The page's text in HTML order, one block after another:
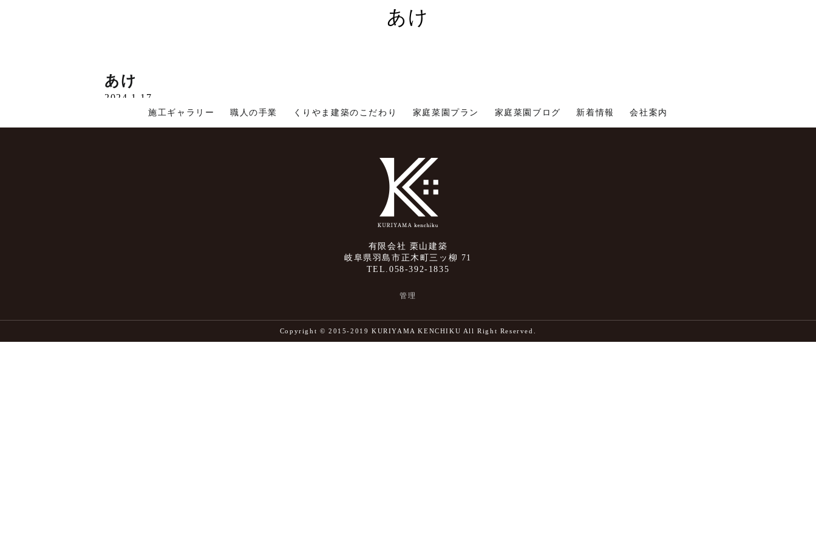
あけ
あけ
2024.1.17
コメントはまだありません |
こんにちは。年末の急…
Read More »
施工ギャラリー 職人の手業 くりやま建築のこだわり 家庭菜園プラン 家庭菜園ブログ 新着情報 会社案内
有限会社 栗山建築
岐阜県羽島市正木町三ッ柳 71
TEL.058-392-1835
管理
Copyright © 2015-2019 KURIYAMA KENCHIKU All Right Reserved.